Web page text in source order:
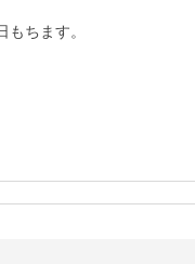
ちます。